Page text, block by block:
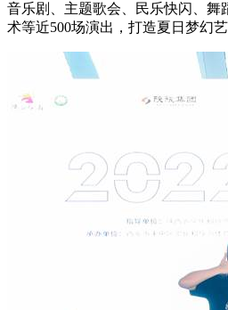
音乐剧、主题歌会、民乐快闪、舞
术等近500场演出，打造夏日梦幻艺